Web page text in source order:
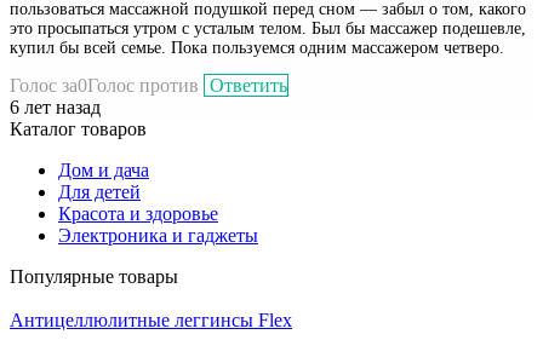
пользоваться массажной подушкой перед сном — забыл о том, какого
это просыпаться утром с усталым телом. Был бы массажер подешевле,
купил бы всей семье. Пока пользуемся одним массажером четверо.
Голос за0Голос против Ответить
6 лет назад
Каталог товаров
Дом и дача
Для детей
Красота и здоровье
Электроника и гаджеты
Популярные товары
Антицеллюлитные леггинсы Flex